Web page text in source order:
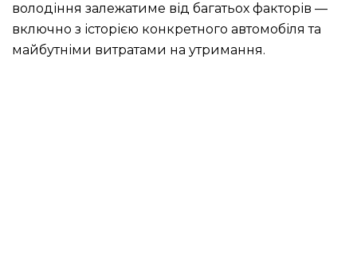
володіння залежатиме від багатьох факторів —
включно з історією конкретного автомобіля та
майбутніми витратами на утримання.